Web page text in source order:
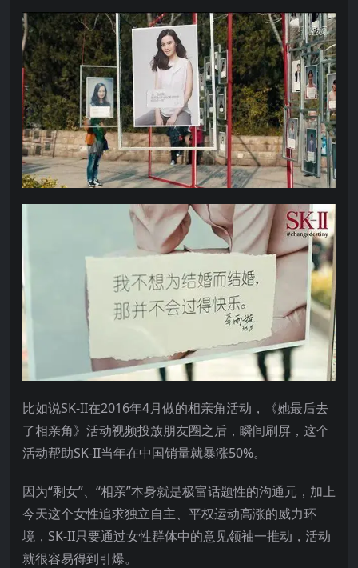
比如说SK-II在2016年4月做的相亲角活动，《她最后去
了相亲角》活动视频投放朋友圈之后，瞬间刷屏，这个
活动帮助SK-II当年在中国销量就暴涨50%。
因为“剩女”、“相亲”本身就是极富话题性的沟通元，加上
今天这个女性追求独立自主、平权运动高涨的威力环
境，SK-II只要通过女性群体中的意见领袖一推动，活动
就很容易得到引爆。